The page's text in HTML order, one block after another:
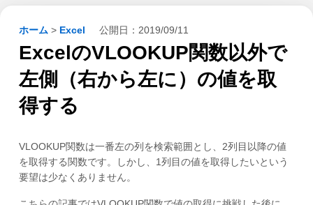
ホーム > Excel 公開日： 2019/09/11
ExcelのVLOOKUP関数以外で
左側（右から左に）の値を取
得する
VLOOKUP関数は一番左の列を検索範囲とし、2列目以降の値
を取得する関数です。しかし、1列目の値を取得したいという
要望は少なくありません。